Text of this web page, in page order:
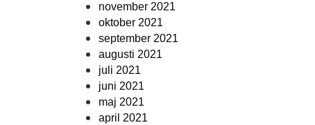
november 2021
oktober 2021
september 2021
augusti 2021
juli 2021
juni 2021
maj 2021
april 2021